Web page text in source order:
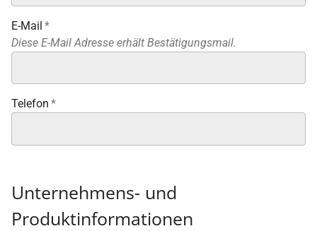
E-Mail *
Diese E-Mail Adresse erhält Bestätigungsmail.
Telefon *
Unternehmens- und
Produktinformationen